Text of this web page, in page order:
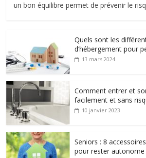
un bon équilibre permet de prévenir le
Quels sont les
d’hébergement pour
13 mars 2024
Comment entrer et
facilement et sans
10 janvier 2023
Seniors : 8
pour rester autonome